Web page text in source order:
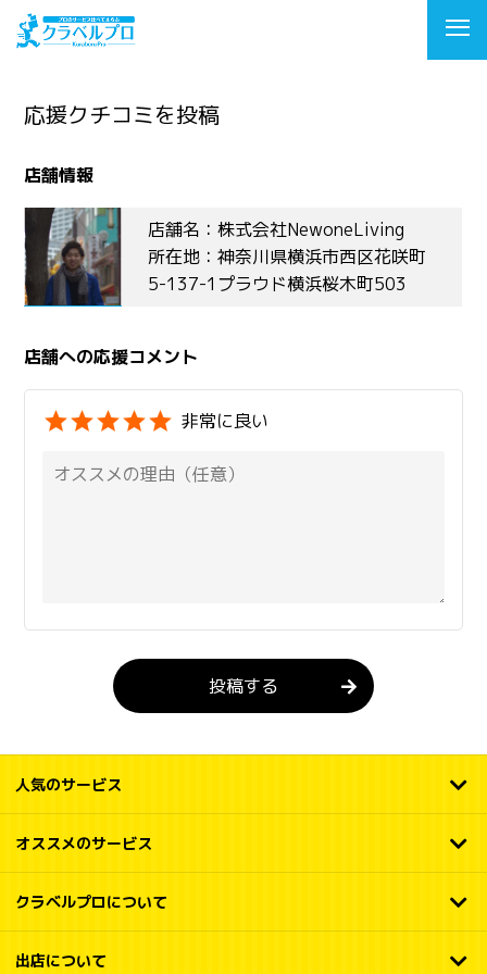
応援クチコミを投稿
店舗情報
店舗名：株式会社NewoneLiving
所在地：神奈川県横浜市西区花咲町
5-137-1プラウド横浜桜木町503
店舗への応援コメント
非常に良い
投稿する
人気のサービス
オススメのサービス
クラベルプロについて
出店について